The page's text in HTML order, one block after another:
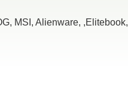
MSI, Alienware, ,Elitebook,